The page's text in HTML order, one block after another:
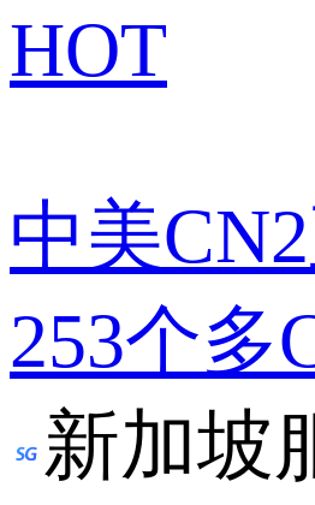
HOT
中美
253个多
新加坡